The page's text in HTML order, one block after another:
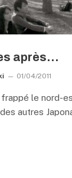
après…
01/04/2011
le nord-
autres